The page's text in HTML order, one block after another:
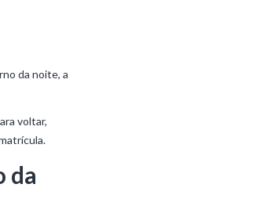
da noite, a
voltar,
da